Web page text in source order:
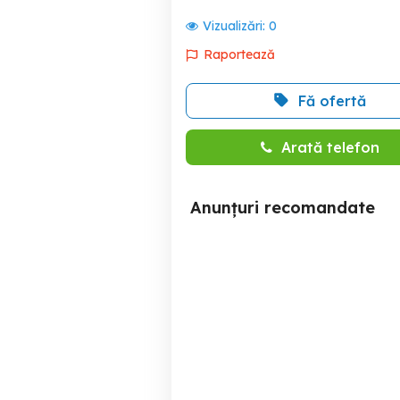
Vizualizări: 0
Raportează
Fă ofertă
Arată telefon
Anunțuri recomandate